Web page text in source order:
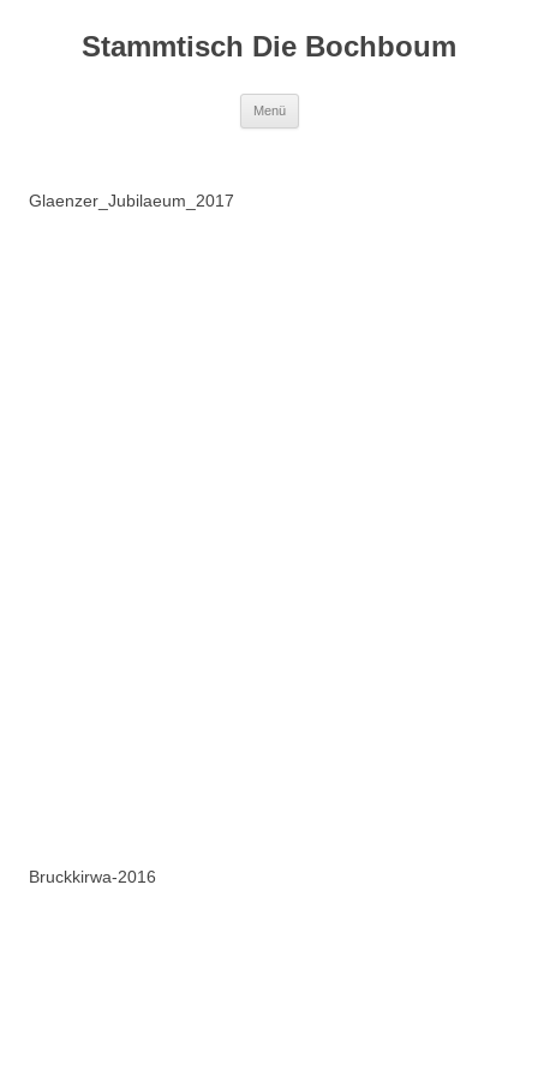
springenStammtisch Die Bochboum
Menü
Glaenzer_Jubilaeum_2017
Bruckkirwa-2016